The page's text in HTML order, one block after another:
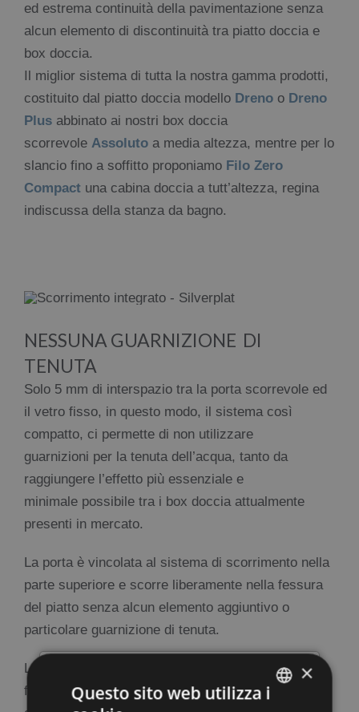
×
ed estrema continuità della pavimentazione senza
alcun elemento di discontinuità tra piatto doccia e
box doccia.
Il miglior sistema di tutta la nostra gamma prodotti,
costituito dal piatto doccia modello Dreno o Dreno
Plus abbinato ai nostri box doccia
scorrevole Assoluto a media altezza, mentre per lo
slancio fino a soffitto proponiamo Filo Zero
Compact una cabina doccia a tutt’altezza, regina
indiscussa della stanza da bagno.
NESSUNA GUARNIZIONE DI
TENUTA
Solo 5 mm di interspazio tra la porta scorrevole ed
il vetro fisso, in questo modo, il sistema così
compatto, ci permette di non utilizzare
guarnizioni per la tenuta dell’acqua, tanto da
raggiungere l’effetto più essenziale e
minimale possibile tra i box doccia attualmente
presenti in mercato.
La porta è vincolata al sistema di scorrimento nella
parte superiore e scorre liberamente nella fessura
del piatto senza alcun elemento aggiuntivo o
particolare guarnizione di tenuta.
La tenuta viene assicurata grazie al semplice
funzionamento di contenimento meccanico
×
Questo sito web utilizza i